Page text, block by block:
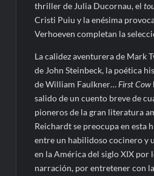
thriller de Julia Ducornau, el
Cristi Puiu y la enésima
Verhoeven completan la
La calidez aventurera de Mark
de John Steinbeck, la poética
de William Faulkner…First Cow
salido de un cuento breve de
pioneros de la gran literatura
Reichardt se preocupa en esta
entre un habilidoso cocinero y
en la América del siglo XIX por
narración, por entretener con